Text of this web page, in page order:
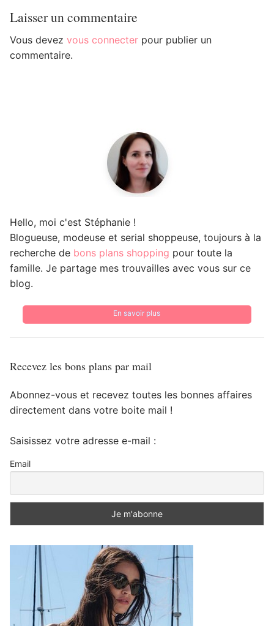
Laisser un commentaire
Vous devez vous connecter pour publier un
commentaire.
Hello, moi c'est Stéphanie !
Blogueuse, modeuse et serial shoppeuse, toujours à la
recherche de bons plans shopping pour toute la
famille. Je partage mes trouvailles avec vous sur ce
blog.
En savoir plus
Recevez les bons plans par mail
Abonnez-vous et recevez toutes les bonnes affaires
directement dans votre boite mail !
Saisissez votre adresse e-mail :
Email